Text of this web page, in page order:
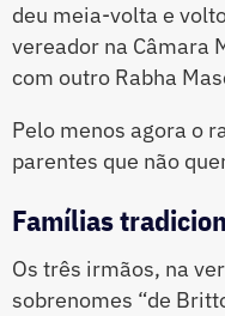
deu meia-volta e
vereador na Câmara
com outro Rabha
Pelo menos agora o
parentes que não
Famílias
Os três irmãos, na
sobrenomes “de